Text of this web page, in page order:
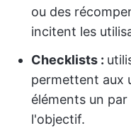
ou des
incitent les
Checklists :
permettent aux
éléments un
l'objectif.